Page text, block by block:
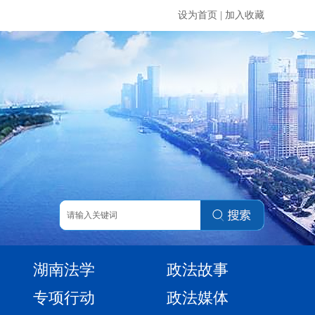
设为首页 加入收藏
湖南法学
政法故事
专项行动
政法媒体